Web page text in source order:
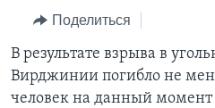
навигации
Перейти
поиск
ИТОГИ
ПОЧЕМУ ЭТО ВАЖНО?
ДИСКУССИЯ VOA
НАША АМЕРИКАНСКАЯ
А КАК В АМЕРИКЕ?
АРТЕФАКТЫ
ИНТЕРВЬЮ
ФАКТЫ ПРОТИВ ФЕЙКОВ
ЗА СВОБОДУ ПРЕССЫ
Поделиться
В результате взрыва в
Вирджинии погибло не
человек на данный